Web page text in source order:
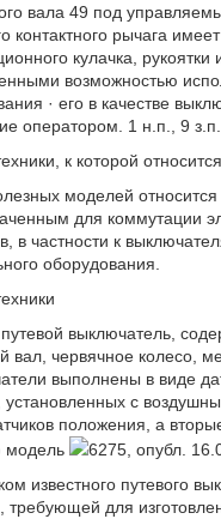
вала 49 под
контактного рычага
кулачка,
возможностью
· его в качестве
оператором. 1 н.п., 9
к которой
моделей
для коммутации
в частности к
оборудования.
путевой выключатель,
вал, червячное колесо,
выполнены в виде
установленных с
положения, а
модель
6275, опубл.
известного путевого
требующей для